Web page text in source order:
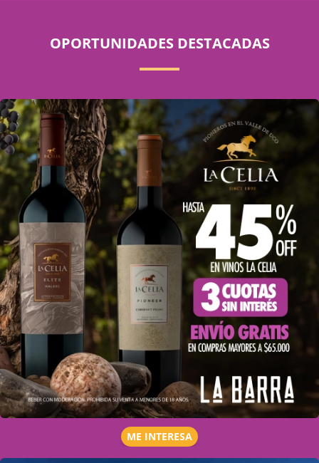
OPORTUNIDADES DESTACADAS
ME INTERESA